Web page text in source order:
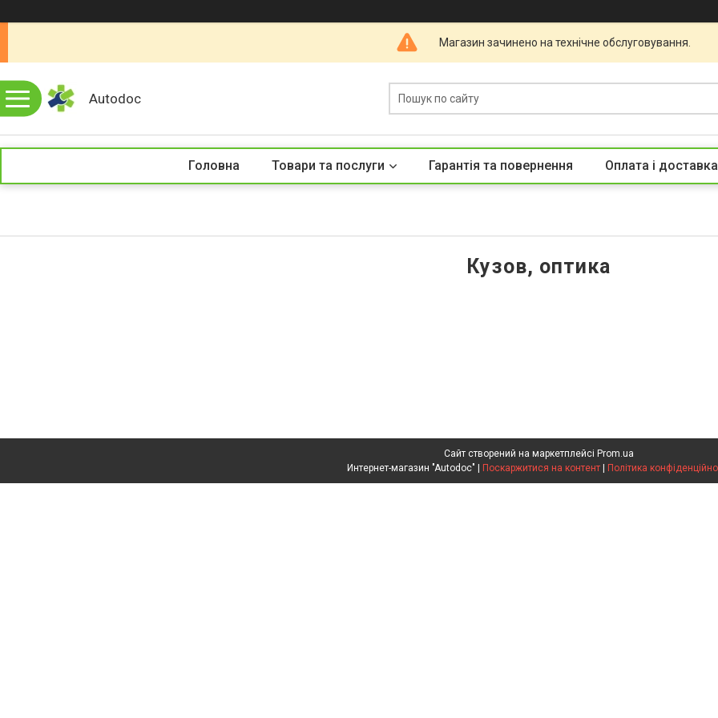
Магазин зачинено на технічне обслуговування.
Autodoc
Головна Товари та послуги Гарантія та повернення Оплата і доставка
Кузов, оптика
Сайт створений на маркетплейсі Prom.ua
Поскаржитися на контент Політика